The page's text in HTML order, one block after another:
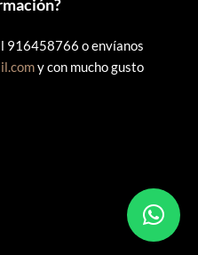
916458766 o envíanos
y con mucho gusto
– Todos los